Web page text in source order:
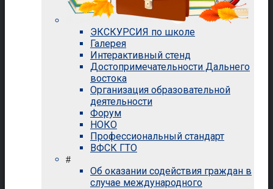
ЭКСКУРСИЯ по школе
Галерея
Интерактивный стенд
Достопримечательности Дальнего
востока
Организация образовательной
деятельности
Форум
НОКО
Профессиональный стандарт
ВФСК ГТО
#
Об оказании содействия граждан в
случае международного